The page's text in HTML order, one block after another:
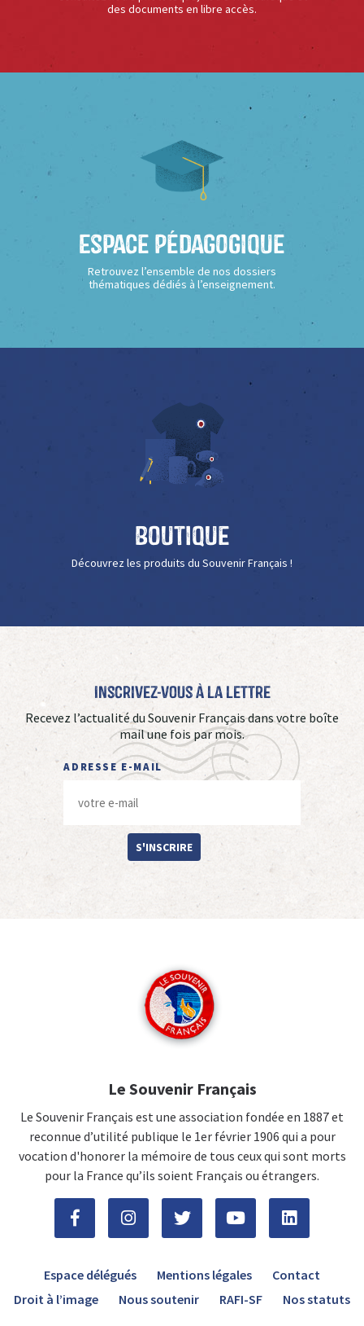
des documents en libre accès.
Espace Pédagogique
Retrouvez l’ensemble de nos dossiers
thématiques dédiés à l’enseignement.
Boutique
Découvrez les produits du Souvenir Français !
Inscrivez-vous à La Lettre
Recevez l’actualité du Souvenir Français dans votre boîte
mail une fois par mois.
ADRESSE E-MAIL
S'INSCRIRE
Le Souvenir Français
Le Souvenir Français est une association fondée en 1887 et
reconnue d’utilité publique le 1er février 1906 qui a pour
vocation d'honorer la mémoire de tous ceux qui sont morts
pour la France qu’ils soient Français ou étrangers.
Espace délégués Mentions légales
Contact
Droit à l’image
Nous soutenir RAFI-SF Nos statuts